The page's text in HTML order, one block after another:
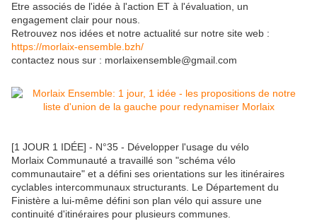
Etre associés de l'idée à l'action ET à l'évaluation, un
engagement clair pour nous.
Retrouvez nos idées et notre actualité sur notre site web :
https://morlaix-ensemble.bzh/
contactez nous sur : morlaixensemble@gmail.com
[1 JOUR 1 IDÉE] - N°35 - Développer l'usage du vélo
Morlaix Communauté a travaillé son "schéma vélo
communautaire" et a défini ses orientations sur les itinéraires
cyclables intercommunaux structurants. Le Département du
Finistère a lui-même défini son plan vélo qui assure une
continuité d'itinéraires pour plusieurs communes.